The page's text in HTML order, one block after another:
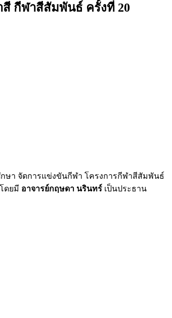
กีฬาสีสัมพันธ์ ครั้งที่ 20
ษา จัดการแข่งขันกีฬา โครงการกีฬาสีสัมพันธ์
ดยมี อาจารย์กฤษดา นรินทร์ เป็นประธาน